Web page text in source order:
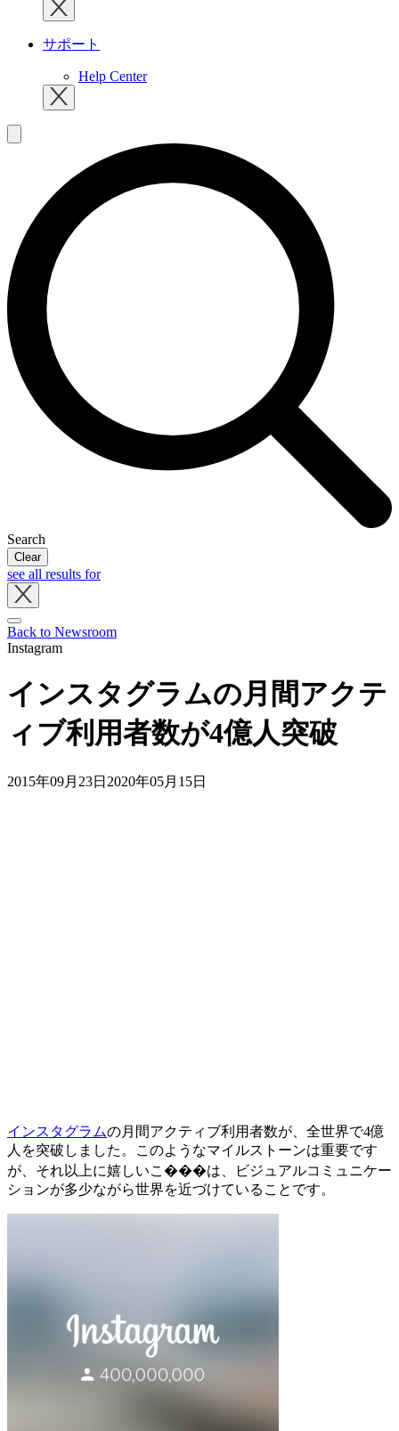
サポート
Help Center
Search
Clear
see all results for
tray
Back to Newsroom
Instagram
インスタグラムの月間アクテ
ィブ利用者数が4億人突破
2015年09月23日 2020年05月15日
インスタグラムの月間アクティブ利用者数が、全世界で4億
人を突破しました。このようなマイルストーンは重要です
が、それ以上に嬉しいこ���は、ビジュアルコミュニケー
ションが多少ながら世界を近づけていることです。